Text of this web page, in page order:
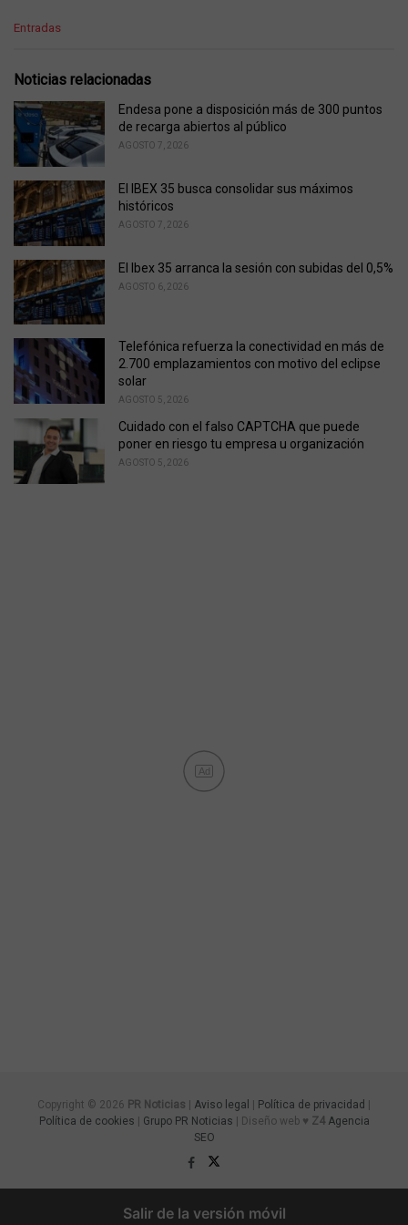
C
e
o
r
i
:
Entradas
Noticias relacionadas
Endesa pone a disposición más de 300 puntos
de recarga abiertos al público
AGOSTO 7, 2026
El IBEX 35 busca consolidar sus máximos
históricos
AGOSTO 7, 2026
El Ibex 35 arranca la sesión con subidas del 0,5%
AGOSTO 6, 2026
Telefónica refuerza la conectividad en más de
2.700 emplazamientos con motivo del eclipse
solar
AGOSTO 5, 2026
Cuidado con el falso CAPTCHA que puede
poner en riesgo tu empresa u organización
AGOSTO 5, 2026
Ad
Copyright © 2026 PR Noticias Aviso legal Política de privacidad
Política de cookies
Grupo PR Noticias | Diseño web ♥ Z4 Agencia
SEO
Salir de la versión móvil